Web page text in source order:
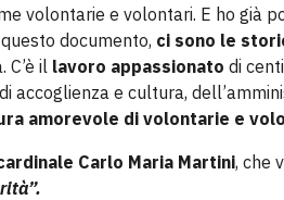
volontarie e volontari. E ho già
documento, ci sono le
C’è il lavoro appassionato di
accoglienza e cultura,
amorevole di volontarie e
Carlo Maria Martini, che